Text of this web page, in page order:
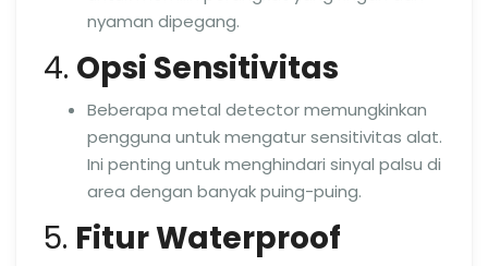
nyaman dipegang.
4. Opsi Sensitivitas
Beberapa metal detector memungkinkan
pengguna untuk mengatur sensitivitas alat.
Ini penting untuk menghindari sinyal palsu di
area dengan banyak puing-puing.
5. Fitur Waterproof